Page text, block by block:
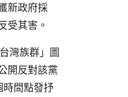
新政府採
受其害。
灣族群」圖
開反對該黨
時間點發抒